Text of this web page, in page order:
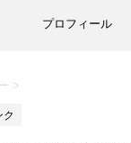
プロフィール
>
ク